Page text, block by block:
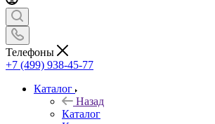
Телефоны
+7 (499) 938-45-77
Каталог
Назад
Каталог